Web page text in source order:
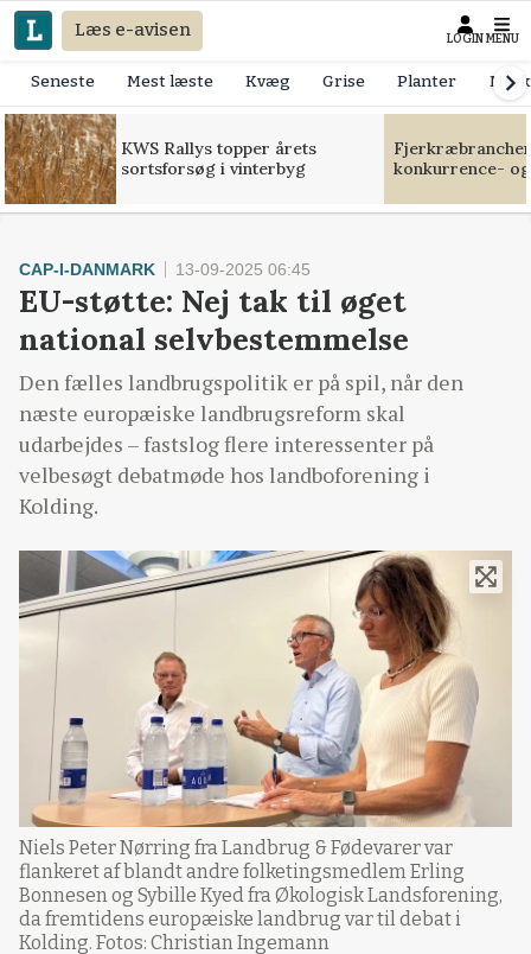
Læs e-avisen LOGIN MENU
Seneste Mest læste Kvæg Grise Planter
KWS Rallys topper årets
sortsforsøg i vinterbyg
konkurrence-
CAP-I-DANMARK 13-09-2025 06:45
EU-støtte: Nej tak til øget
national selvbestemmelse
Den fælles landbrugspolitik er på spil, når den
næste europæiske landbrugsreform skal
udarbejdes – fastslog flere interessenter på
velbesøgt debatmøde hos landboforening i
Kolding.
Niels Peter Nørring fra Landbrug & Fødevarer var
flankeret af blandt andre folketingsmedlem Erling
Bonnesen og Sybille Kyed fra Økologisk Landsforening,
da fremtidens europæiske landbrug var til debat i
Kolding. Fotos: Christian Ingemann